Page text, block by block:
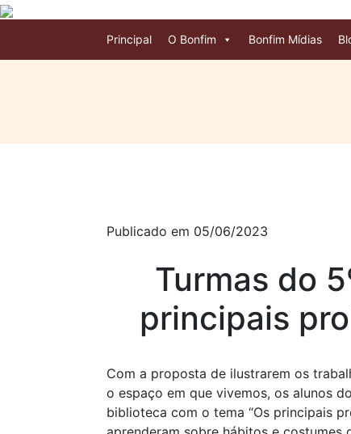
Principal O Bonfim Bonfim Mídias
Publicado em 05/06/2023
Turmas do
principais
Com a proposta de ilustrarem os
o espaço em que vivemos, os alunos
biblioteca com o tema “Os principais